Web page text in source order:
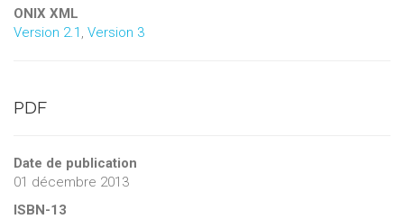
ONIX XML
Version 2.1 , Version 3
PDF
Date de publication
01 décembre 2013
ISBN-13